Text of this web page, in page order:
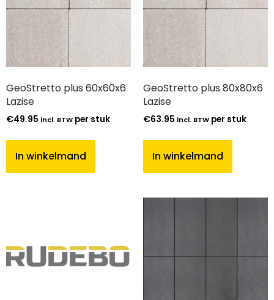
GeoStretto plus 60x60x6
Lazise
€49.95 incl. BTW per stuk
In winkelmand
GeoStretto plus 80x80x6
Lazise
€63.95 incl. BTW per stuk
In winkelmand